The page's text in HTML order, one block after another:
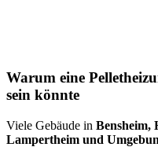
Warum eine
sein könnte
Viele Gebäude in Bensheim,
Lampertheim und